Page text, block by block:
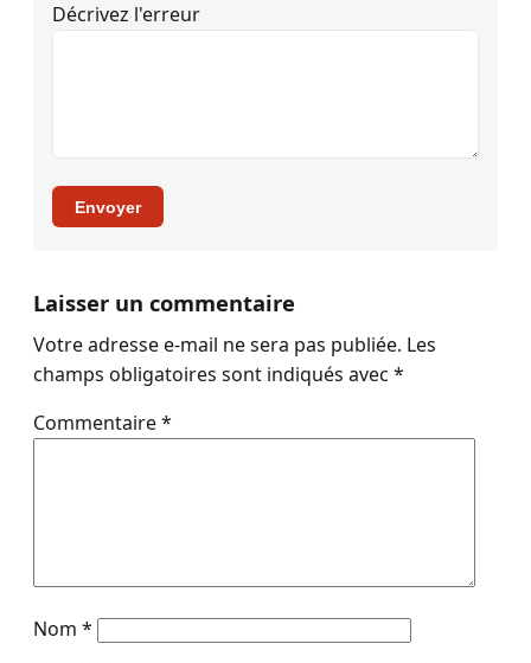
Décrivez l'erreur
Envoyer
Laisser un commentaire
Votre adresse e-mail ne sera pas publiée. Les
champs obligatoires sont indiqués avec *
Commentaire*
Nom *